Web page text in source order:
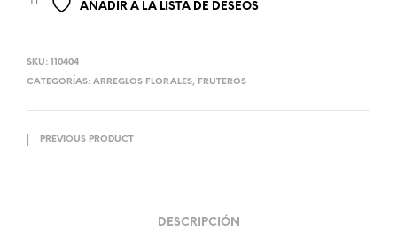
AÑADIR A LA LISTA DE DESEOS
SKU: 110404
CATEGORÍAS: ARREGLOS FLORALES, FRUTEROS
PREVIOUS PRODUCT
DESCRIPCIÓN